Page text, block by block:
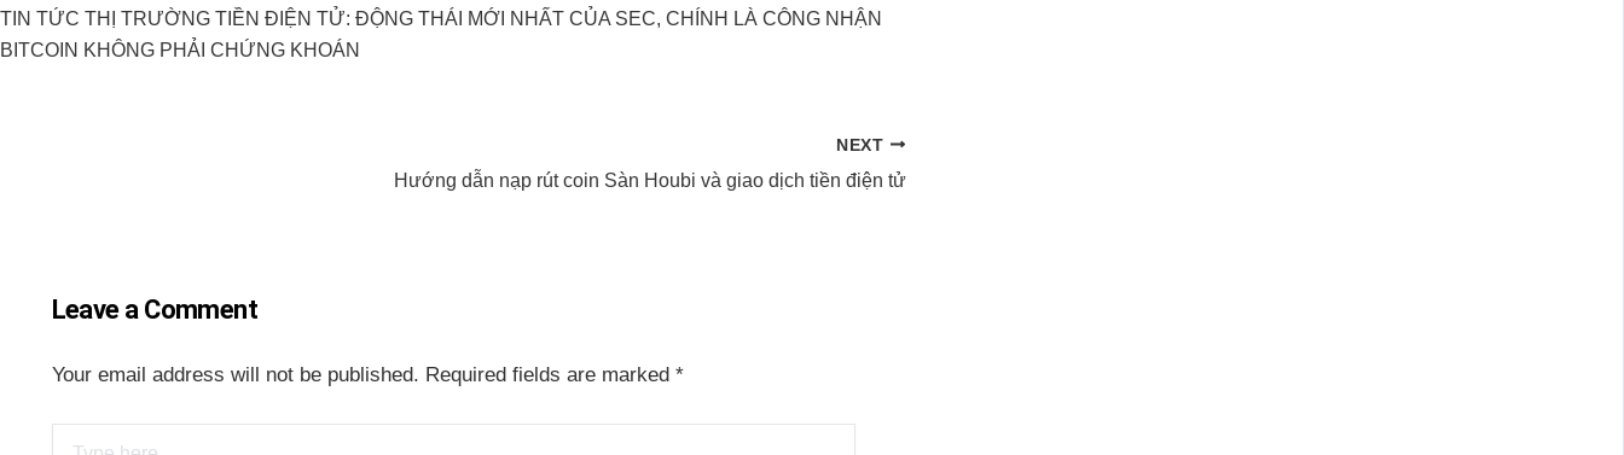
TIN TỨC THỊ TRƯỜNG TIỀN ĐIỆN TỬ: ĐỘNG THÁI MỚI NHẤT CỦA SEC, CHÍNH LÀ CÔNG NHẬN
BITCOIN KHÔNG PHẢI CHỨNG KHOÁN
NEXT
Hướng dẫn nạp rút coin Sàn Houbi và giao dịch tiền điện tử
Leave a Comment
Your email address will not be published. Required fields are marked *